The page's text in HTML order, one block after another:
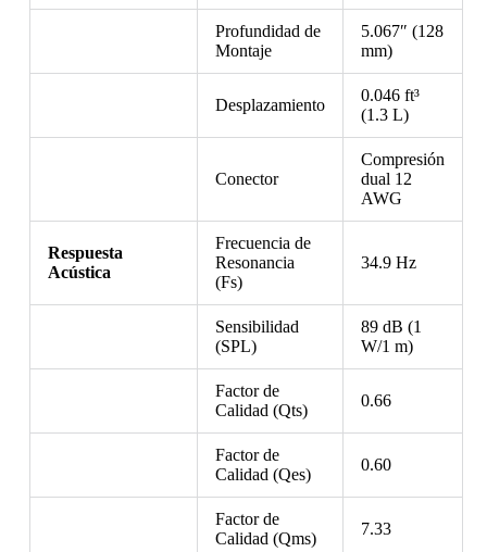
Profundidad de
Montaje
5.067″ (128
mm)
Desplazamiento
0.046 ft³
(1.3 L)
Conector
Compresión
dual 12
AWG
Respuesta
Acústica
Frecuencia de
Resonancia
(Fs)
34.9 Hz
Sensibilidad
(SPL)
89 dB (1
W/1 m)
Factor de
Calidad (Qts)
0.66
Factor de
Calidad (Qes)
0.60
Factor de
Calidad (Qms)
7.33